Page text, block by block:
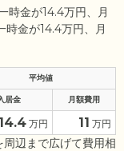
時金が14.4万円、月
時金が14.4万円、月
平均値
居金 月額費用
14.4 万円 11 万円
辺まで広げて費用相